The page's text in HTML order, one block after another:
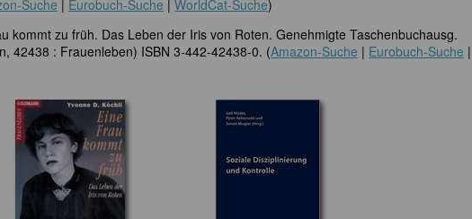
Suche | Eurobuch-Suche | WorldCat-Suche)
kommt zu früh. Das Leben der Iris von Roten. Genehmigte Taschenbuchausg.
42438 : Frauenleben) ISBN 3-442-42438-0. (Amazon-Suche | Eurobuch-Suche |